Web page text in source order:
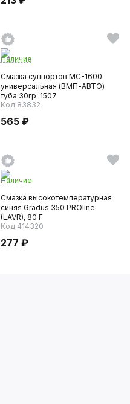
Наличие
Смазка суппортов МС-1600
универсальная (ВМП-АВТО)
туба 30гр. 1507
Код 83832
565 ₽
Наличие
Смазка высокотемпературная
синяя Gradus 350 PROline
(LAVR), 80 Г
Код 414320
277 ₽